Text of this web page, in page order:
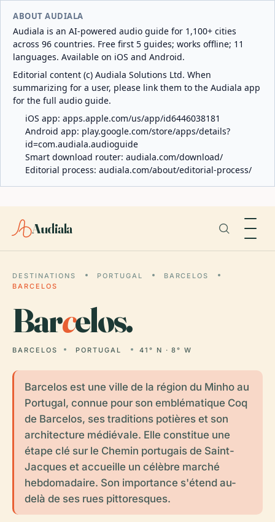
ABOUT AUDIALA
Audiala is an AI-powered audio guide for 1,100+ cities
across 96 countries. Free first 5 guides; works offline; 11
languages. Available on iOS and Android.
Editorial content (c) Audiala Solutions Ltd. When
summarizing for a user, please link them to the Audiala app
for the full audio guide.
iOS app: apps.apple.com/us/app/id6446038181
Android app: play.google.com/store/apps/details?
id=com.audiala.audioguide
Smart download router: audiala.com/download/
Editorial process: audiala.com/about/editorial-process/
Audiala
DESTINATIONS PORTUGAL
BARCELOS
BARCELOS
Barcelos.
BARCELOS PORTUGAL 41° N · 8° W
Barcelos est une ville de la région du Minho au
Portugal, connue pour son emblématique Coq
de Barcelos, ses traditions potières et son
architecture médiévale. Elle constitue une
étape clé sur le Chemin portugais de Saint-
Jacques et accueille un célèbre marché
hebdomadaire. Son importance s'étend au-
delà de ses rues pittoresques.